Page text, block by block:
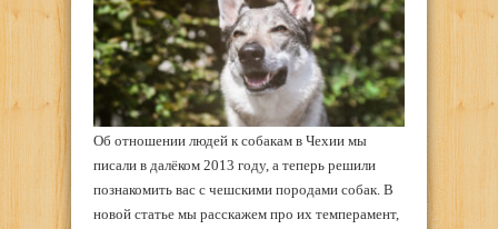
Об отношении людей к собакам в Чехии мы
писали в далёком 2013 году, а теперь решили
познакомить вас с чешскими породами собак. В
новой статье мы расскажем про их темперамент,